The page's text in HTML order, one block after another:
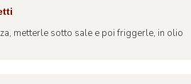
metterle sotto sale e poi friggerle, in olio